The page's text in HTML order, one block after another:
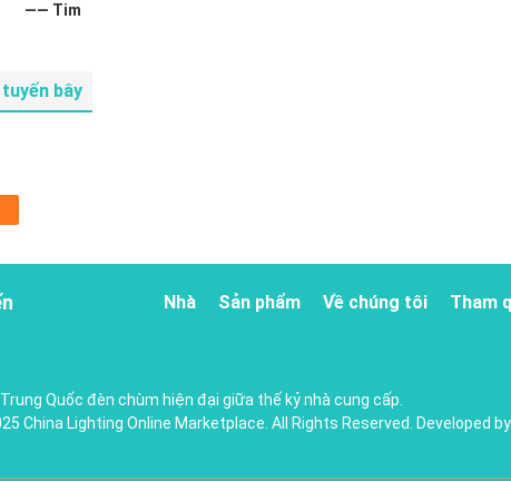
—— Tim
bây
Tham
Về chúng tôi
Sản phẩm
Nhà
Trung Quốc đèn chùm hiện đại giữa thế kỷnhà cung cấp.
China Lighting Online Marketplace. All Rights Reserved. Developed by